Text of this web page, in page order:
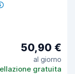
50,90 €
al giorno
gratuita